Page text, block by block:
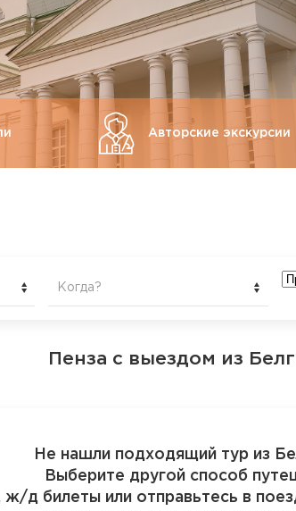
Авторские экскурсии
Когда?
Пенза с выездом из
Не нашли подходящий тур из
Выберите другой способ
ж/д билеты или отправьтесь в